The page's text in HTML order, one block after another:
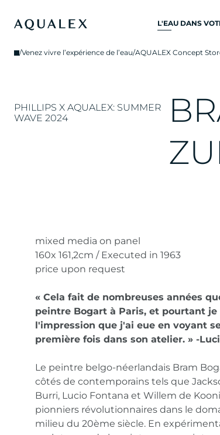
L'EAU DANS
TOUS
POTABLE
ROBINETS
/Venez vivre l’expérience de l’eau/AQUALEX Concept
PHILLIPS X AQUALEX: SUMMER
WAVE 2024
BR
ZU
mixed media on panel
160x 161,2cm / Executed in 1963
price upon request
« Cela fait de nombreuses années
peintre Bogart à Paris, et pourtant
l'impression que j'ai eue en voyant
première fois dans son atelier. » -
Le peintre belgo-néerlandais Bram
côtés de contemporains tels que
Burri, Lucio Fontana et Willem de
pionniers révolutionnaires dans le
milieu du 20ème siècle. En